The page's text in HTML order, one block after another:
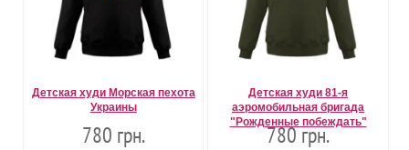
Детская худи Морская пехота
Украины
780 грн.
Детская худи 81-я
аэромобильная бригада
"Рожденные побеждать"
780 грн.